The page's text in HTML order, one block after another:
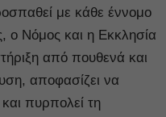
με κάθε έννομο
ο Νόμος και η Εκκλησία
από πουθενά και
αποφασίζει να
πυρπολεί τη